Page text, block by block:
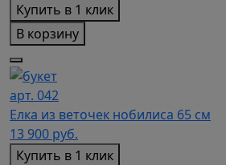
Купить в 1 клик
В корзину
арт. 042
Елка из веточек нобилиса 65 см
13 900 руб.
Купить в 1 клик